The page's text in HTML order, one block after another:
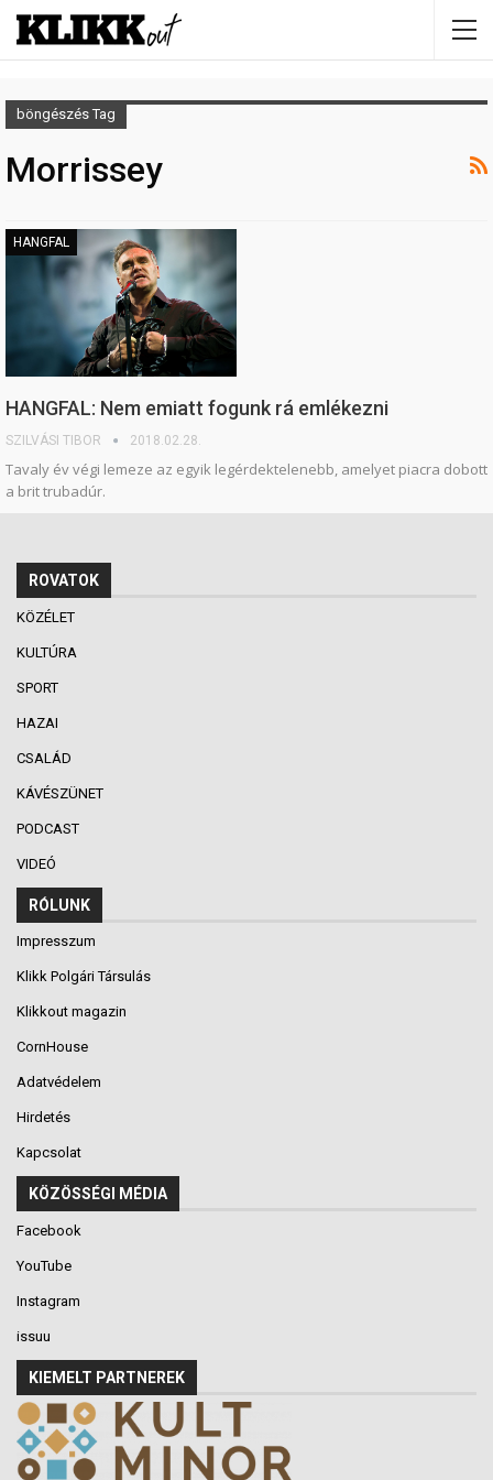
böngészés Tag
Morrissey
HANGFAL
HANGFAL: Nem emiatt fogunk rá emlékezni
SZILVÁSI TIBOR 2018.02.28.
Tavaly év végi lemeze az egyik legérdektelenebb, amelyet piacra dobott
a brit trubadúr.
ROVATOK
KÖZÉLET
KULTÚRA
SPORT
HAZAI
CSALÁD
KÁVÉSZÜNET
PODCAST
VIDEÓ
RÓLUNK
Impresszum
Klikk Polgári Társulás
Klikkout magazin
CornHouse
Adatvédelem
Hirdetés
Kapcsolat
KÖZÖSSÉGI MÉDIA
Facebook
YouTube
Instagram
issuu
KIEMELT PARTNEREK